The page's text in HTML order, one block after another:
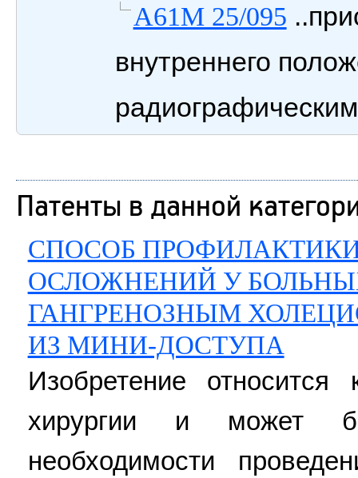
A61M 25/095
внутреннего
Патенты в данной
СПОСОБ
ОСЛОЖНЕНИЙ У
ГАНГРЕНОЗНЫМ
ИЗ МИНИ-ДОСТУПА
Изобретение
хирургии и может
необходимости